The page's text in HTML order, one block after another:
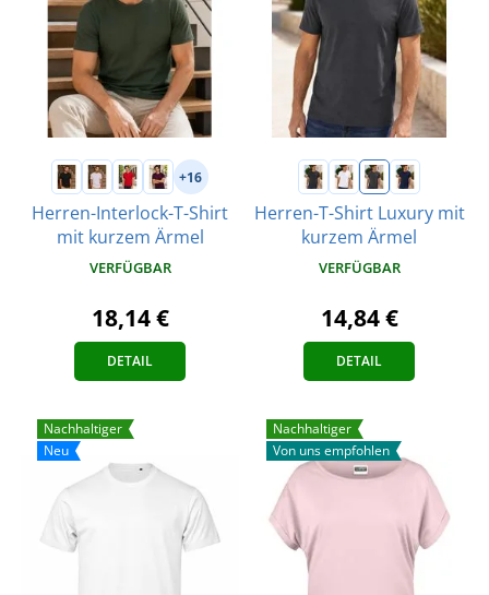
+16
Herren-Interlock-T-Shirt
mit kurzem Ärmel
VERFÜGBAR
18,14 €
DETAIL
Herren-T-Shirt Luxury mit
kurzem Ärmel
VERFÜGBAR
14,84 €
DETAIL
Nachhaltiger
Neu
Nachhaltiger
Von uns empfohlen